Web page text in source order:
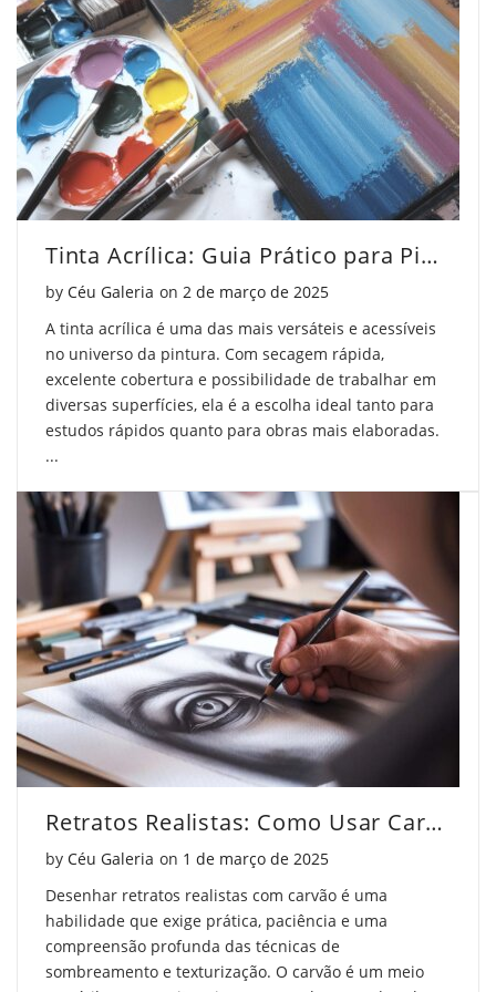
Tons
de
Cinza
Impressionantes"
on
Facebook
de
Tons
de
Cinza
Impressionantes"
on
Twitter
Tons
de
Cinza
Impressionantes"
on
Pinterest
Tinta Acrílica: Guia Prático para Pintores
by Céu Galeria on Posted on
2 de março de 2025
A tinta acrílica é uma das mais versáteis e acessíveis
no universo da pintura. Com secagem rápida,
excelente cobertura e possibilidade de trabalhar em
diversas superfícies, ela é a escolha ideal tanto para
estudos rápidos quanto para obras mais elaboradas.
...
Retratos Realistas: Como Usar Carvão de Forma Profissional
by Céu Galeria on Posted on
1 de março de 2025
Desenhar retratos realistas com carvão é uma
habilidade que exige prática, paciência e uma
compreensão profunda das técnicas de
sombreamento e texturização. O carvão é um meio